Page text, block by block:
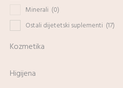
Minerali (0)
Ostali dijetetski suplementi (17)
Kozmetika
Higijena